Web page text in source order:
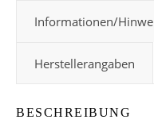
Informationen/
Herstellerangaben
BESCHREIBUNG